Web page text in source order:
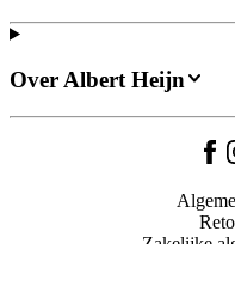
Over Albert Heijn
Zakelijke